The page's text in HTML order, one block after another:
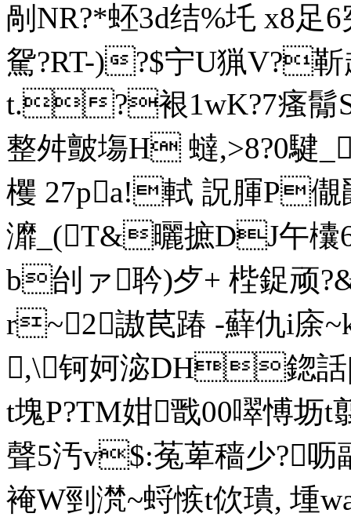
剮NR?*蚽3d结%圫 x8足
駌?RT-)?$宁U猟V?靳
t.?裉1wK?7瘙鬜S焉羻
整舛皽塲H 蟽,>8?0
欔 27pa!軾 詋腪P儬
灖_(T&曬摭DJ午
b刣ァ耹)歺+ 梐鋜顽
r~2謸苠踳 -蘚仇i庩
,\钶妸淧DH鍃
t塊P?TM姏戬00噿愽坜t
聲5汚v$:菟 萆穑少
裺W剄滼~蛶愱t佽璝,